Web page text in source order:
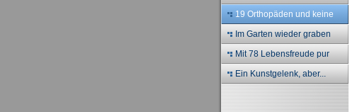
19 Orthopäden und keine
Hilfe
Im Garten wieder graben
Mit 78 Lebensfreude pur
Ein Kunstgelenk, aber...